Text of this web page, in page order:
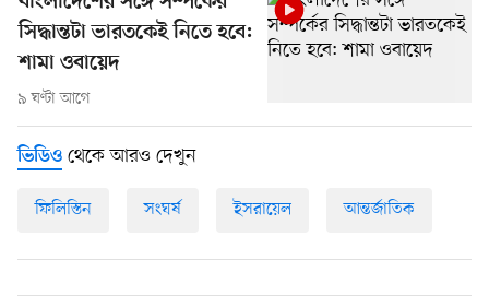
সিদ্ধান্তটা ভারতকেই নিতে হবে:
শামা ওবায়েদ
৯ ঘণ্টা আগে
ভিডিও থেকে আরও দেখুন
ফিলিস্তিন সংঘর্ষ ইসরায়েল আন্তর্জাতিক